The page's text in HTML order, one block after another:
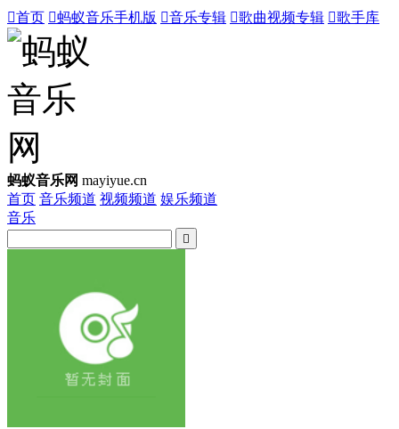
首页 蚂蚁音乐手机版 音乐专辑 歌曲视频专辑 歌手库
蚂蚁音乐网 mayiyue.cn
首页 音乐频道 视频频道 娱乐频道
音乐
